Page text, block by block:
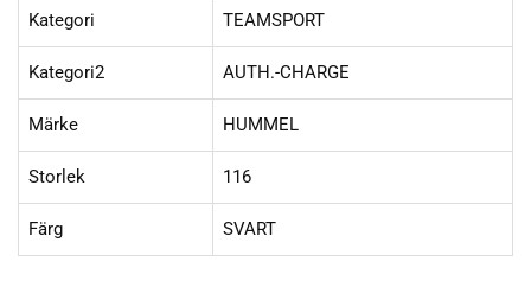
Kategori TEAMSPORT
Kategori2 AUTH.-CHARGE
Märke HUMMEL
Storlek 116
Färg SVART